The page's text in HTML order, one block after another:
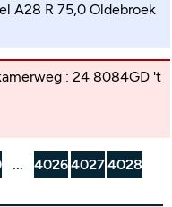
A28 R 75,0 Oldebroek
: 24 8084GD 't
... 402640274028